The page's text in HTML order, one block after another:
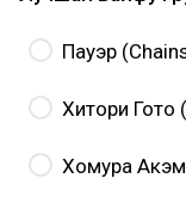
Пауэр
Хитори Гото
Хомура